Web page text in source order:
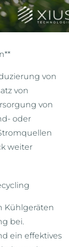
von
von
von
oder
weiter
Kühlgeräten
bei.
ein effektives